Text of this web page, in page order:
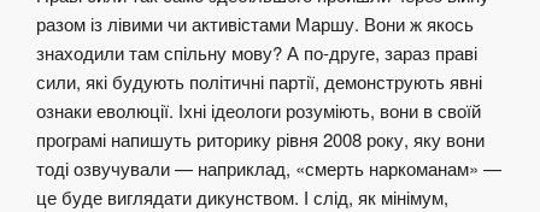
разом із лівими чи активістами Маршу. Вони ж якось
знаходили там спільну мову? А по-друге, зараз праві
сили, які будують політичні партії, демонструють явні
ознаки еволюції. Іхні ідеологи розуміють, вони в своїй
програмі напишуть риторику рівня 2008 року, яку вони
тоді озвучували — наприклад, «смерть наркоманам» —
це буде виглядати дикунством. І слід, як мінімум,